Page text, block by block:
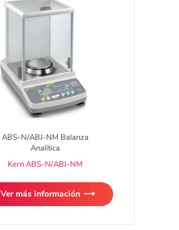
ABS-N/ABJ-NM Balanza
Analítica
Kern ABS-N/ABJ-NM
Ver más información